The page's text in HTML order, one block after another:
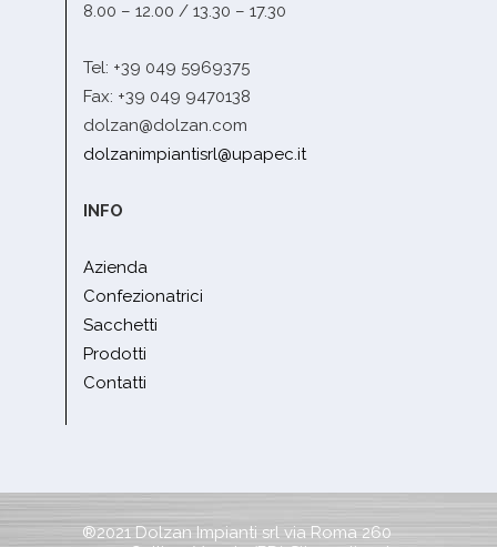
8.00 – 12.00 / 13.30 – 17.30
Tel: +39 049 5969375
Fax: +39 049 9470138
dolzan@dolzan.com
dolzanimpiantisrl@upapec.it
INFO
Azienda
Confezionatrici
Sacchetti
Prodotti
Contatti
®2021 Dolzan Impianti srl via Roma 260